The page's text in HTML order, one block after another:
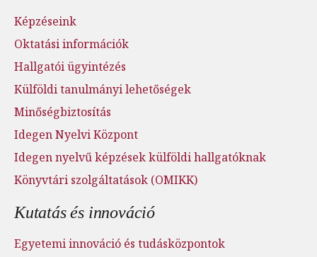
Képzéseink
Oktatási információk
Hallgatói ügyintézés
Külföldi tanulmányi lehetőségek
Minőségbiztosítás
Idegen Nyelvi Központ
Idegen nyelvű képzések külföldi hallgatóknak
Könyvtári szolgáltatások (OMIKK)
Kutatás és innováció
Egyetemi innováció és tudásközpontok